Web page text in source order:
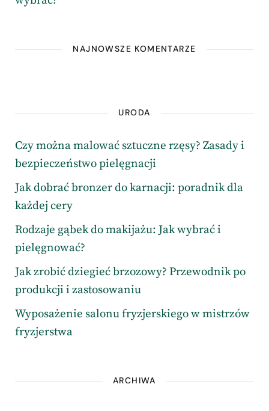
NAJNOWSZE KOMENTARZE
URODA
Czy można malować sztuczne rzęsy? Zasady i
bezpieczeństwo pielęgnacji
Jak dobrać bronzer do karnacji: poradnik dla
każdej cery
Rodzaje gąbek do makijażu: Jak wybrać i
pielęgnować?
Jak zrobić dziegieć brzozowy? Przewodnik po
produkcji i zastosowaniu
Wyposażenie salonu fryzjerskiego w mistrzów
fryzjerstwa
ARCHIWA